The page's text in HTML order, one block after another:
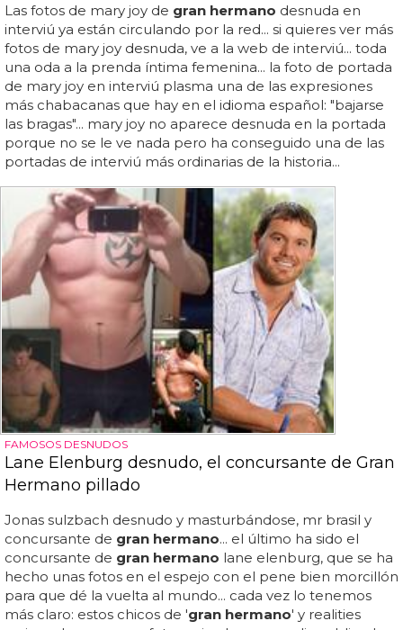
Las fotos de mary joy de gran hermano desnuda en
interviú ya están circulando por la red... si quieres ver más
fotos de mary joy desnuda, ve a la web de interviú... toda
una oda a la prenda íntima femenina... la foto de portada
de mary joy en interviú plasma una de las expresiones
más chabacanas que hay en el idioma español: "bajarse
las bragas"... mary joy no aparece desnuda en la portada
porque no se le ve nada pero ha conseguido una de las
portadas de interviú más ordinarias de la historia...
FAMOSOS DESNUDOS
Lane Elenburg desnudo, el concursante de Gran
Hermano pillado
Jonas sulzbach desnudo y masturbándose, mr brasil y
concursante de gran hermano... el último ha sido el
concursante de gran hermano lane elenburg, que se ha
hecho unas fotos en el espejo con el pene bien morcillón
para que dé la vuelta al mundo... cada vez lo tenemos
más claro: estos chicos de 'gran hermano' y realities